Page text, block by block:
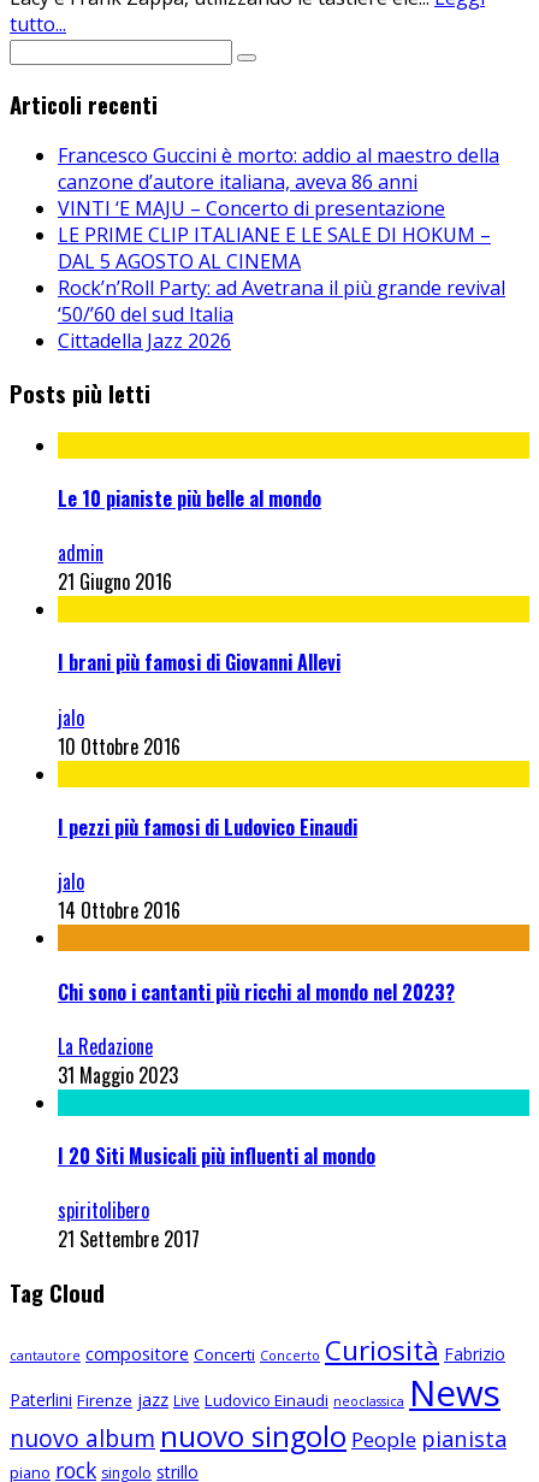
tutto...
Articoli recenti
Francesco Guccini è morto: addio al maestro della
canzone d’autore italiana, aveva 86 anni
VINTI ‘E MAJU – Concerto di presentazione
LE PRIME CLIP ITALIANE E LE SALE DI HOKUM –
DAL 5 AGOSTO AL CINEMA
Rock’n’Roll Party: ad Avetrana il più grande revival
‘50/’60 del sud Italia
Cittadella Jazz 2026
Posts più letti
Le 10 pianiste più belle al mondo
admin
21 Giugno 2016
I brani più famosi di Giovanni Allevi
jalo
10 Ottobre 2016
I pezzi più famosi di Ludovico Einaudi
jalo
14 Ottobre 2016
Chi sono i cantanti più ricchi al mondo nel 2023?
La Redazione
31 Maggio 2023
I 20 Siti Musicali più influenti al mondo
spiritolibero
21 Settembre 2017
Tag Cloud
cantautore compositore Concerti Concerto Curiosità Fabrizio
Paterlini Firenze jazz Live Ludovico Einaudi neoclassica News
nuovo album nuovo singolo People pianista
piano rock singolo strillo